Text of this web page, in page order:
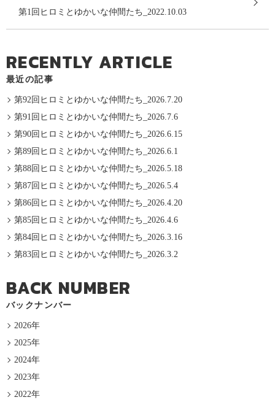
第1回ヒロミとゆかいな仲間たち_2022.10.03
RECENTLY ARTICLE
最近の記事
第92回ヒロミとゆかいな仲間たち_2026.7.20
第91回ヒロミとゆかいな仲間たち_2026.7.6
第90回ヒロミとゆかいな仲間たち_2026.6.15
第89回ヒロミとゆかいな仲間たち_2026.6.1
第88回ヒロミとゆかいな仲間たち_2026.5.18
第87回ヒロミとゆかいな仲間たち_2026.5.4
第86回ヒロミとゆかいな仲間たち_2026.4.20
第85回ヒロミとゆかいな仲間たち_2026.4.6
第84回ヒロミとゆかいな仲間たち_2026.3.16
第83回ヒロミとゆかいな仲間たち_2026.3.2
BACK NUMBER
バックナンバー
2026年
2025年
2024年
2023年
2022年